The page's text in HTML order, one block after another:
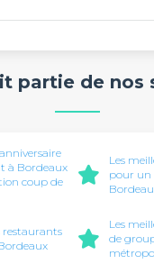
partie de nos
à Bordeaux
coup de
Les
pour un
restaurants
Les
de